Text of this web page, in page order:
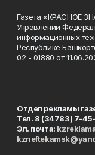
Газета «КРАСНОЕ
Управлении
информационных
Республике
02 - 01880 от
Отдел рекламы
Тел. 8 (34783) 7-
Эл. почта: